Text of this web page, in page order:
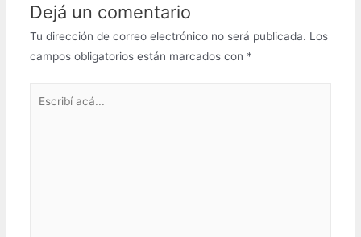
Dejá un comentario
Tu dirección de correo electrónico no será publicada. Los
campos obligatorios están marcados con *